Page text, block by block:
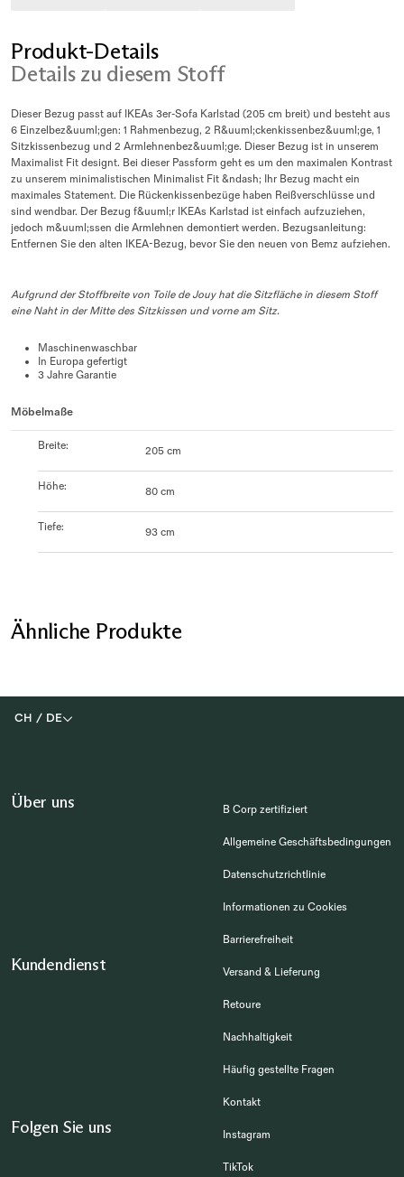
Produkt-Details
Details zu diesem Stoff
Dieser Bezug passt auf IKEAs 3er-Sofa Karlstad (205 cm breit) und besteht aus
6 Einzelbez&uuml;gen: 1 Rahmenbezug, 2 R&uuml;ckenkissenbez&uuml;ge, 1
Sitzkissenbezug und 2 Armlehnenbez&uuml;ge. Dieser Bezug ist in unserem
Maximalist Fit designt. Bei dieser Passform geht es um den maximalen Kontrast
zu unserem minimalistischen Minimalist Fit &ndash; Ihr Bezug macht ein
maximales Statement. Die Rückenkissenbezüge haben Reißverschlüsse und
sind wendbar. Der Bezug f&uuml;r IKEAs Karlstad ist einfach aufzuziehen,
jedoch m&uuml;ssen die Armlehnen demontiert werden. Bezugsanleitung:
Entfernen Sie den alten IKEA-Bezug, bevor Sie den neuen von Bemz aufziehen.
Aufgrund der Stoffbreite von Toile de Jouy hat die Sitzfläche in diesem Stoff
eine Naht in der Mitte des Sitzkissen und vorne am Sitz.
Maschinenwaschbar
In Europa gefertigt
3 Jahre Garantie
Möbelmaße
Breite: 205 cm
Höhe: 80 cm
Tiefe: 93 cm
Ähnliche Produkte
CH / DE
Über uns B Corp zertifiziert
Allgemeine Geschäftsbedingungen
Datenschutzrichtlinie
Informationen zu Cookies
Barrierefreiheit
Kundendienst Versand & Lieferung
Retoure
Nachhaltigkeit
Häufig gestellte Fragen
Kontakt
Folgen Sie uns Instagram
TikTok